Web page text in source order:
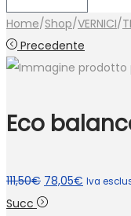
Home/Shop/VERNICI/
Precedente
Eco
111,50€ Il
prezzo
78,05€ IlIva
Succ